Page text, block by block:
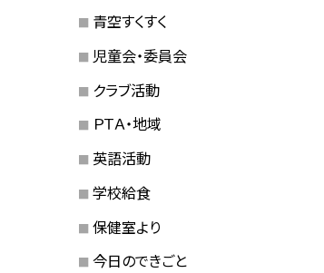
青空すくすく
児童会・委員会
クラブ活動
ＰＴＡ・地域
英語活動
学校給食
保健室より
今日のできごと